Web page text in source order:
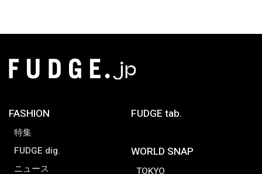
FASHION
特集
FUDGE dig.
ニュース
FUDGE tab.
WORLD SNAP
TOKYO